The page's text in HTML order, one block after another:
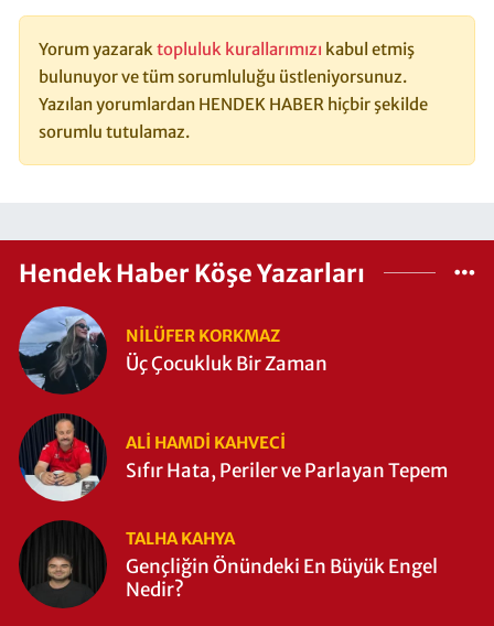
Yorum yazarak topluluk kurallarımızı kabul etmiş
bulunuyor ve tüm sorumluluğu üstleniyorsunuz.
Yazılan yorumlardan HENDEK HABER hiçbir şekilde
sorumlu tutulamaz.
Hendek Haber Köşe Yazarları
NILÜFER KORKMAZ
Üç Çocukluk Bir Zaman
ALI HAMDI KAHVECİ
Sıfır Hata, Periler ve Parlayan Tepem
TALHA KAHYA
Gençliğin Önündeki En Büyük Engel
Nedir?